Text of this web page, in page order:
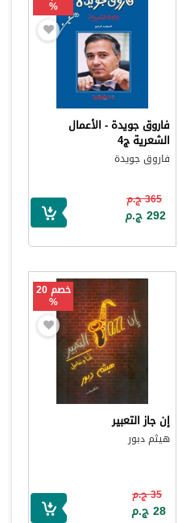
%
فاروق جويدة - الأعمال
الشعرية ج4
فاروق جويدة
365 ج.م
292 ج.م
خصم 20
%
إن جاز التعبير
هيثم دبور
35 ج.م
28 ج.م